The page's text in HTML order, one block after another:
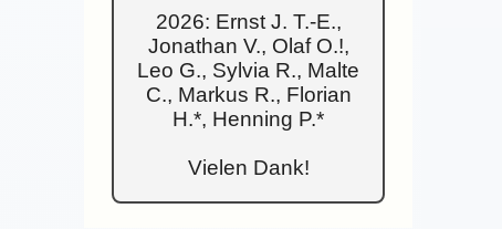
2026: Ernst J. T.-E.,
Jonathan V., Olaf O.!,
Leo G., Sylvia R., Malte
C., Markus R., Florian
H.*, Henning P.*
Vielen Dank!